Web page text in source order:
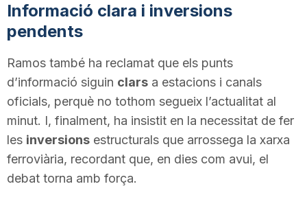
Informació clara i inversions
pendents
Ramos també ha reclamat que els punts
d’informació siguin clars a estacions i canals
oficials, perquè no tothom segueix l’actualitat al
minut. I, finalment, ha insistit en la necessitat de fer
les inversions estructurals que arrossega la xarxa
ferroviària, recordant que, en dies com avui, el
debat torna amb força.